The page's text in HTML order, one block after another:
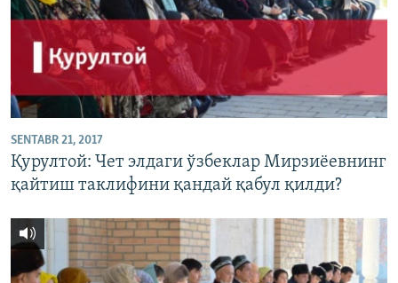
SENTABR 21, 2017
Қурултой: Чет элдаги ўзбеклар Мирзиëевнинг
қайтиш таклифини қандай қабул қилди?